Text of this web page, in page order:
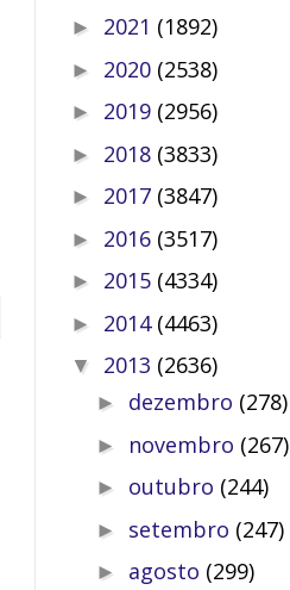
► 2021 (1892)
► 2020 (2538)
► 2019 (2956)
► 2018 (3833)
► 2017 (3847)
► 2016 (3517)
► 2015 (4334)
► 2014 (4463)
▼ 2013 (2636)
► dezembro (278)
► novembro (267)
► outubro (244)
► setembro (247)
► agosto (299)